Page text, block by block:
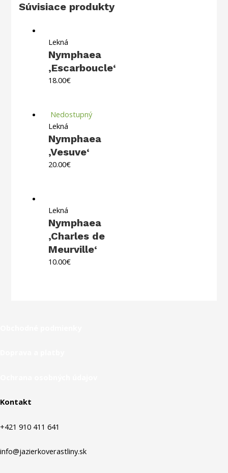
Súvisiace produkty
Lekná
Nymphaea
‚Escarboucle‘
18.00€
Nedostupný
Lekná
Nymphaea
‚Vesuve‘
20.00€
Lekná
Nymphaea
‚Charles de
Meurville‘
10.00€
Kontakt
+421 910 411 641
info@jazierkoverastliny.sk